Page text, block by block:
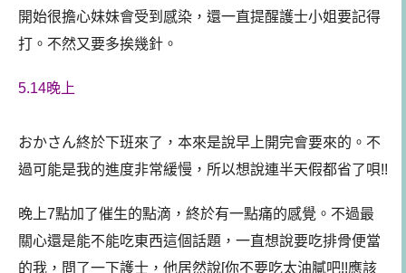
開始很擔心妹妹會受到感染，還一直提醒護士小姐要記得
打。不然又要多挨幾針。
5.14晚上
おかさん終於下班來了，本來是說早上開完會要來的。不
過可能是我的進度非常緩慢，所以想說連半天假都省了唄!!
晚上7點加了催生的點滴，終於有一點痛的感覺。不過最
關心還是能不能吃東西這個話題，一直想說要吃排骨便當
的我，問了一下護士，他居然說[你不要吃太油膩吧!!應該